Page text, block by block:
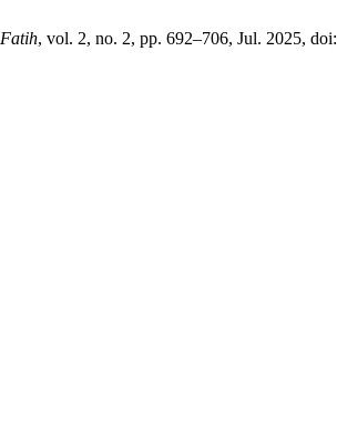
Fatih, vol. 2, no. 2, pp. 692–706, Jul. 2025, doi: